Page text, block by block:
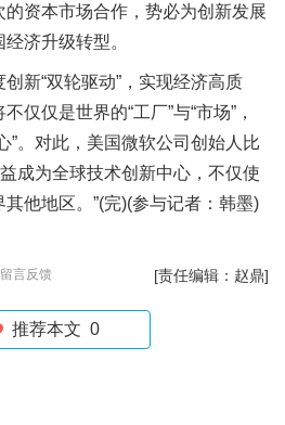
资本市场合作，势必为创新发展
济升级转型。
新“双轮驱动”，实现经济高质
仅仅是世界的“工厂”与“市场”，
”。对此，美国微软公司创始人比
成为全球技术创新中心，不仅使
他地区。”(完)(参与记者：韩墨)
留言反馈 [责任编辑：赵鼎]
推荐本文 0